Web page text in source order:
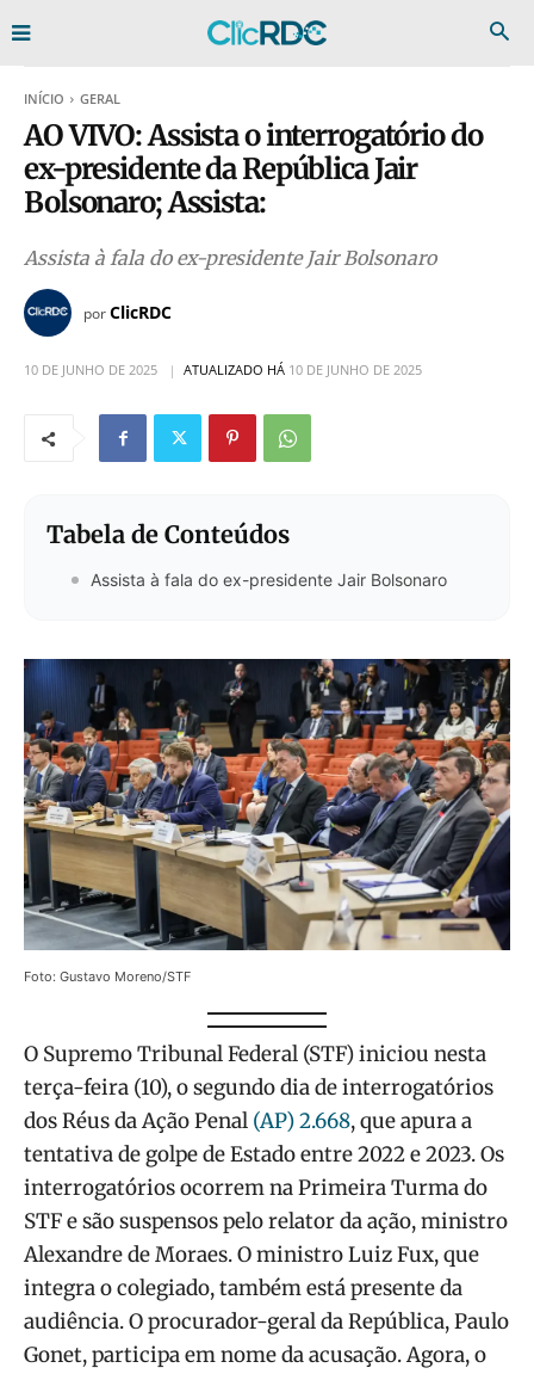
INÍCIO GERAL
AO VIVO: Assista o interrogatório do
ex-presidente da República Jair
Bolsonaro; Assista:
Assista à fala do ex-presidente Jair Bolsonaro
porClicRDC
10 DE JUNHO DE 2025 ATUALIZADO HÁ 10 DE JUNHO DE 2025
Tabela de Conteúdos
Assista à fala do ex-presidente Jair Bolsonaro
Foto: Gustavo Moreno/STF
O Supremo Tribunal Federal (STF) iniciou nesta
terça-feira (10), o segundo dia de interrogatórios
dos Réus da Ação Penal (AP) 2.668, que apura a
tentativa de golpe de Estado entre 2022 e 2023. Os
interrogatórios ocorrem na Primeira Turma do
STF e são suspensos pelo relator da ação, ministro
Alexandre de Moraes. O ministro Luiz Fux, que
integra o colegiado, também está presente da
audiência. O procurador-geral da República, Paulo
Gonet, participa em nome da acusação. Agora, o